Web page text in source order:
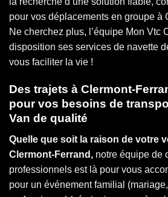
pour vos déplacements en groupe à
Ne cherchez plus, l’équipe Mon Vtc
disposition ses services de navette
vous faciliter la vie !
Des trajets à Clermont-
pour vos besoins de
Van de qualité
Quelle que soit la raison de votre
Clermont-Ferrand, notre équipe de
professionnels est là pour vous
pour un événement familial